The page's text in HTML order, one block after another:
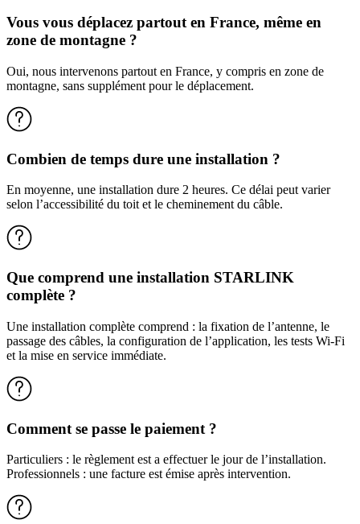
Vous vous déplacez partout en France, même en
zone de montagne ?
Oui, nous intervenons partout en France, y compris en zone de
montagne, sans supplément pour le déplacement.
Combien de temps dure une installation ?
En moyenne, une installation dure 2 heures. Ce délai peut varier
selon l’accessibilité du toit et le cheminement du câble.
Que comprend une installation STARLINK
complète ?
Une installation complète comprend : la fixation de l’antenne, le
passage des câbles, la configuration de l’application, les tests Wi-Fi
et la mise en service immédiate.
Comment se passe le paiement ?
Particuliers : le règlement est a effectuer le jour de l’installation.
Professionnels : une facture est émise après intervention.